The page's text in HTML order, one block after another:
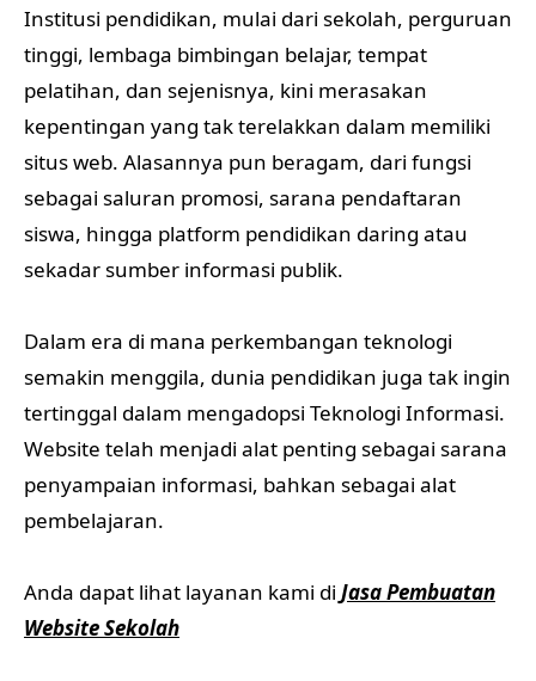
Institusi pendidikan, mulai dari sekolah, perguruan
tinggi, lembaga bimbingan belajar, tempat
pelatihan, dan sejenisnya, kini merasakan
kepentingan yang tak terelakkan dalam memiliki
situs web. Alasannya pun beragam, dari fungsi
sebagai saluran promosi, sarana pendaftaran
siswa, hingga platform pendidikan daring atau
sekadar sumber informasi publik.
Dalam era di mana perkembangan teknologi
semakin menggila, dunia pendidikan juga tak ingin
tertinggal dalam mengadopsi Teknologi Informasi.
Website telah menjadi alat penting sebagai sarana
penyampaian informasi, bahkan sebagai alat
pembelajaran.
Anda dapat lihat layanan kami di Jasa Pembuatan
Website Sekolah